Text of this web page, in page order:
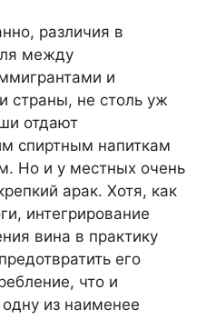
различия в
между
и
страны, не столь уж
отдают
спиртным напиткам
Но и у местных очень
арак. Хотя, как
интегрирование
вина в практику
его
что и
из наименее